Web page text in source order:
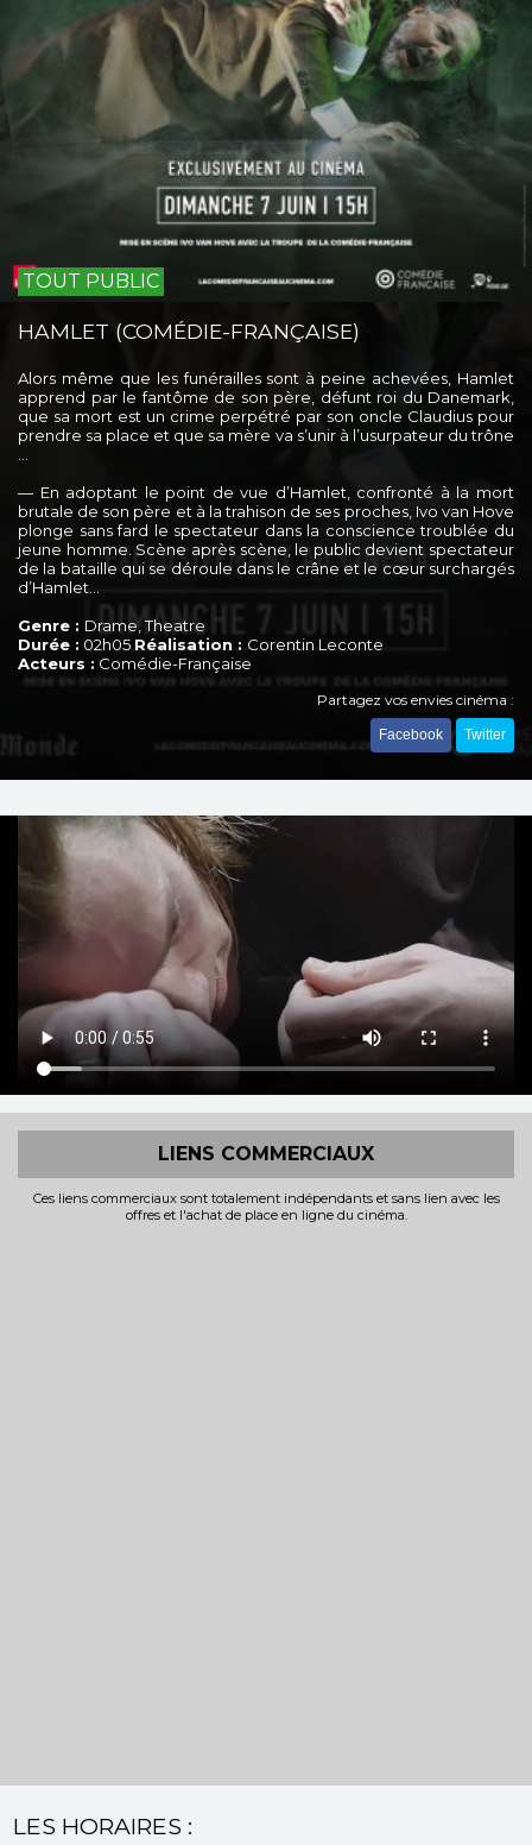
TOUT PUBLIC
HAMLET (COMÉDIE-FRANÇAISE)
Alors même que les funérailles sont à peine achevées, Hamlet
apprend par le fantôme de son père, défunt roi du Danemark,
que sa mort est un crime perpétré par son oncle Claudius pour
prendre sa place et que sa mère va s’unir à l’usurpateur du trône
— En adoptant le point de vue d’Hamlet, confronté à la mort
brutale de son père et à la trahison de ses proches, Ivo van Hove
plonge sans fard le spectateur dans la conscience troublée du
jeune homme. Scène après scène, le public devient spectateur
de la bataille qui se déroule dans le crâne et le cœur surchargés
d’Hamlet...
Genre : Drame, Theatre
Durée : 02h05 Réalisation : Corentin Leconte
Acteurs : Comédie-Française
Partagez vos envies cinéma :
Facebook Twitter
LIENS COMMERCIAUX
Ces liens commerciaux sont totalement indépendants et sans lien avec les
offres et l'achat de place en ligne du cinéma.
LES HORAIRES :